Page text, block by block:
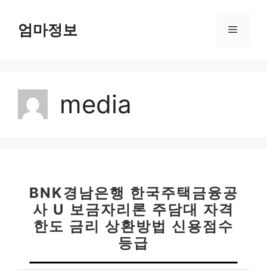
엄마정보 메
media
BNK경남은행 한국주택금융공
사 U 보금자리론 주담대 자격
한도 금리 상환방법 신용점수
등급